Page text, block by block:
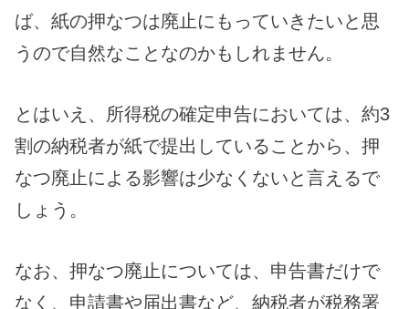
ば、紙の押なつは廃止にもっていきたいと思
うので自然なことなのかもしれません。
とはいえ、所得税の確定申告においては、約3
割の納税者が紙で提出していることから、押
なつ廃止による影響は少なくないと言えるで
しょう。
なお、押なつ廃止については、申告書だけで
なく、申請書や届出書など、納税者が税務署